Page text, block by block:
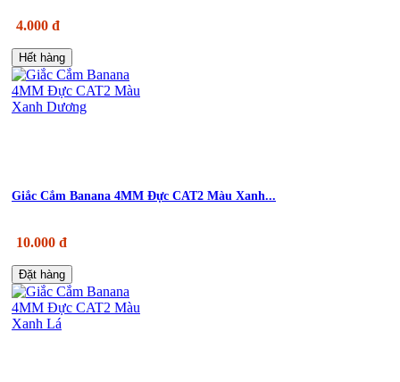
4.000 đ
Hết hàng
Giắc Cắm Banana 4MM Đực CAT2 Màu Xanh...
10.000 đ
Đặt hàng